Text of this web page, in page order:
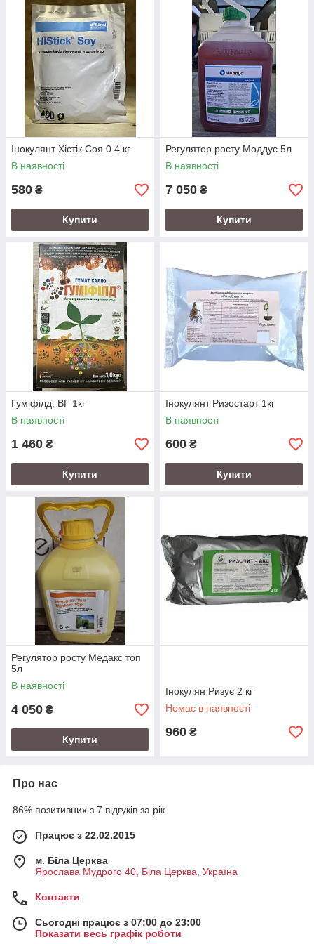
впливати на процеси, які не можуть регулюватися
звичайними агротехнічними способами обробітку рослин,
такими як зрошення, застосування добрив і ін
Інокулянт Хістік Соя 0.4 кг
В наявності
580 ₴
Купити
Регулятор росту Моддус 5л
В наявності
7 050 ₴
Купити
Гуміфілд, ВГ 1кг
В наявності
1 460 ₴
Купити
Інокулянт Ризостарт 1кг
В наявності
600 ₴
Купити
Регулятор росту Медакс топ
5л
В наявності
4 050 ₴
Купити
Інокулян Ризує 2 кг
Немає в наявності
960 ₴
Про нас
86% позитивних з 7 відгуків за рік
Працює з 22.02.2015
м. Біла Церква
Ярослава Мудрого 40, Біла Церква, Україна
Контакти
Сьогодні працює з 07:00 до 23:00
Показати весь графік роботи